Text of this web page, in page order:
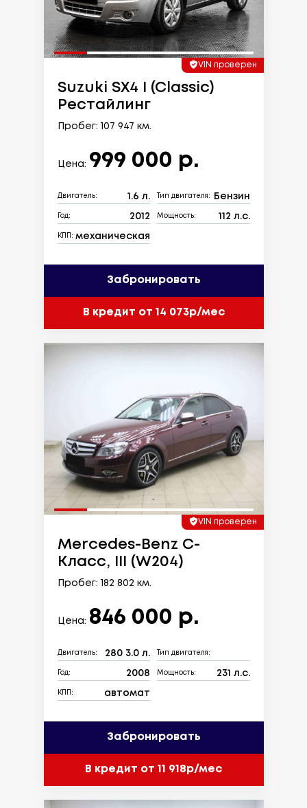
VIN проверен
Suzuki SX4 I (Classic)
Рестайлинг
Пробег: 107 947 км.
Цена: 999 000 р.
Двигатель: 1.6 л. Тип двигателя: Бензин
Год: 2012 Мощность: 112 л.с.
КПП: механическая
Забронировать
В кредит от 14 073р/мес
VIN проверен
Mercedes-Benz C-
Класс, III (W204)
Пробег: 182 802 км.
Цена: 846 000 р.
Двигатель: 280 3.0 л. Тип двигателя:
Год: 2008 Мощность: 231 л.с.
КПП: автомат
Забронировать
В кредит от 11 918р/мес